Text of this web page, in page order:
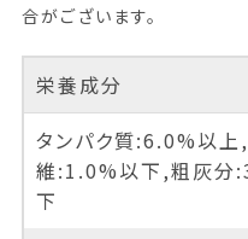
合がございます。
栄養成分
タンパク質:6.0%以
維:1.0%以下,粗灰分
下